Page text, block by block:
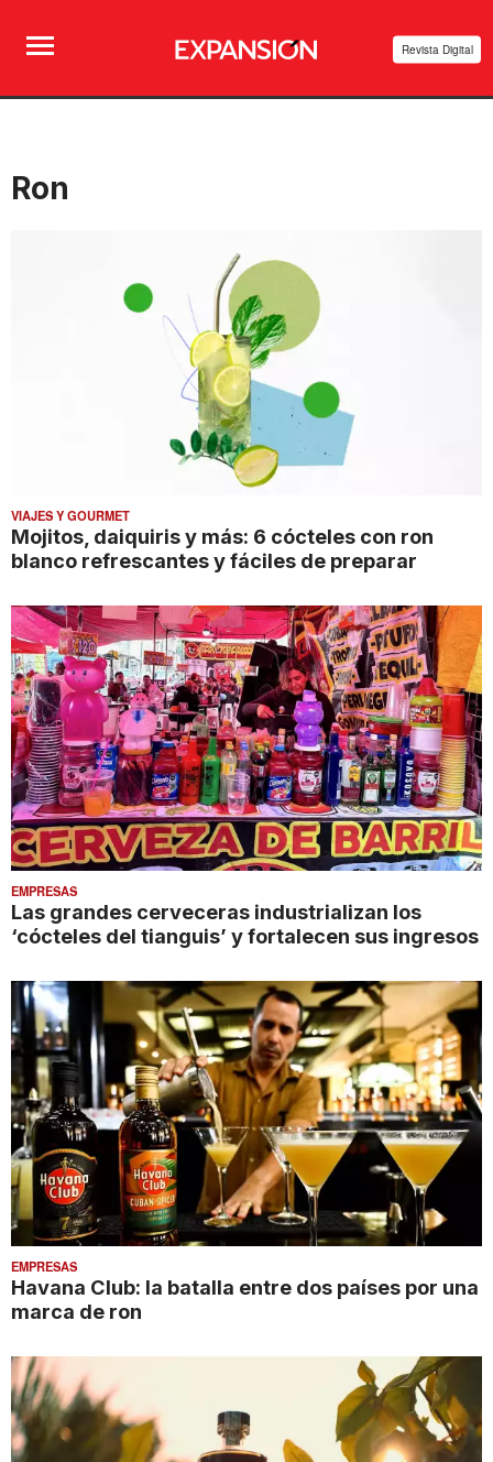
Revista Digital
Ron
VIAJES Y GOURMET
Mojitos, daiquiris y más: 6 cócteles con ron
blanco refrescantes y fáciles de preparar
EMPRESAS
Las grandes cerveceras industrializan los
‘cócteles del tianguis’ y fortalecen sus ingresos
EMPRESAS
Havana Club: la batalla entre dos países por una
marca de ron